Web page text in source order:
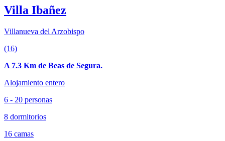
Villa Ibañez
Villanueva del Arzobispo
(16)
A 7.3 Km de Beas de Segura.
Alojamiento entero
6 - 20 personas
8 dormitorios
16 camas